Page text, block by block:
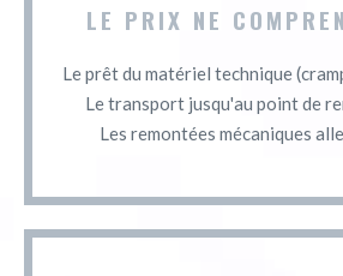
LE PRIX NE
Le prêt du matériel technique
Le transport jusqu'au point de
Les remontées mécaniques